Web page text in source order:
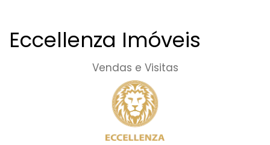
Eccellenza Imóveis
Vendas e Visitas